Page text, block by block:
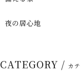
夜の居心地
CATEGORY / カ